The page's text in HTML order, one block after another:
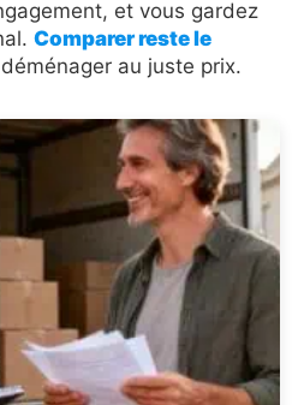
et vous gardez
Comparer reste le
au juste prix.